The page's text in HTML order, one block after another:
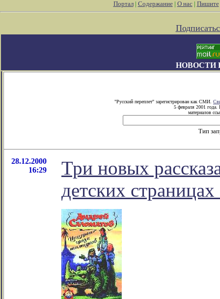
Портал| Содержание| О нас| Пишите
НОВОСТИ
"Русский переплет" зарегистрирован как СМИ.
5 февраля 2001 года.
материалов
Тип
28.12.2000
16:29
Три новых
детских